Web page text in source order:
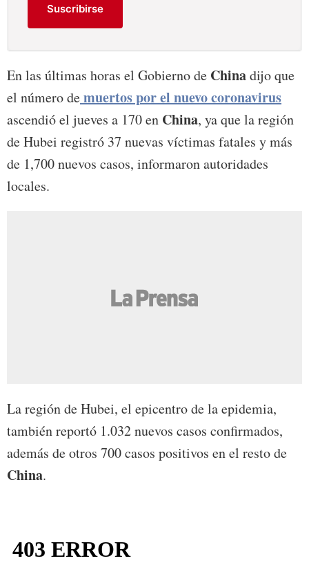
Suscribirse
En las últimas horas el Gobierno de Chinadijo que
el número demuertos por el nuevo coronavirus
ascendió el jueves a 170 en China, ya que la región
de Hubei registró 37 nuevas víctimas fatales y más
de 1,700 nuevos casos, informaron autoridades
locales.
La región de Hubei, el epicentro de la epidemia,
también reportó 1.032 nuevos casos confirmados,
además de otros 700 casos positivos en el resto de
China.